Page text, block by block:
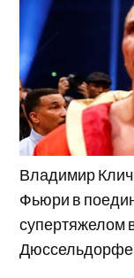
Владимир
Фьюри в
супертяжелом
Дюссельдорфе